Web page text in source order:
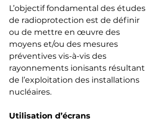
L’objectif fondamental des études
de radioprotection est de définir
ou de mettre en œuvre des
moyens et/ou des mesures
préventives vis-à-vis des
rayonnements ionisants résultant
de l’exploitation des installations
nucléaires.
Utilisation d’écrans